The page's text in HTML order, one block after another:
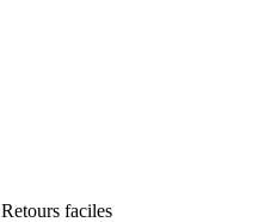
Retours faciles